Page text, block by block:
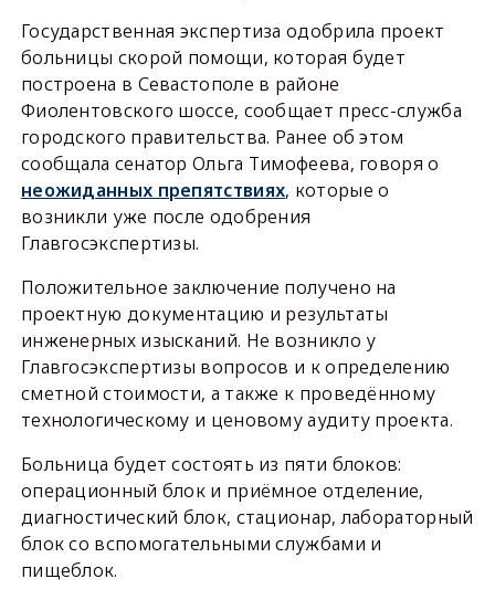
Государственная экспертиза одобрила проект
больницы скорой помощи, которая будет
построена в Севастополе в районе
Фиолентовского шоссе, сообщает пресс-служба
городского правительства. Ранее об этом
сообщала сенатор Ольга Тимофеева, говоря о
неожиданных препятствиях, которые о
возникли уже после одобрения
Главгосэкспертизы.
Положительное заключение получено на
проектную документацию и результаты
инженерных изысканий. Не возникло у
Главгосэкспертизы вопросов и к определению
сметной стоимости, а также к проведённому
технологическому и ценовому аудиту проекта.
Больница будет состоять из пяти блоков:
операционный блок и приёмное отделение,
диагностический блок, стационар, лабораторный
блок со вспомогательными службами и
пищеблок.